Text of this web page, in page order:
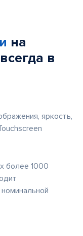
на
всегда в
яркость,
более 1000